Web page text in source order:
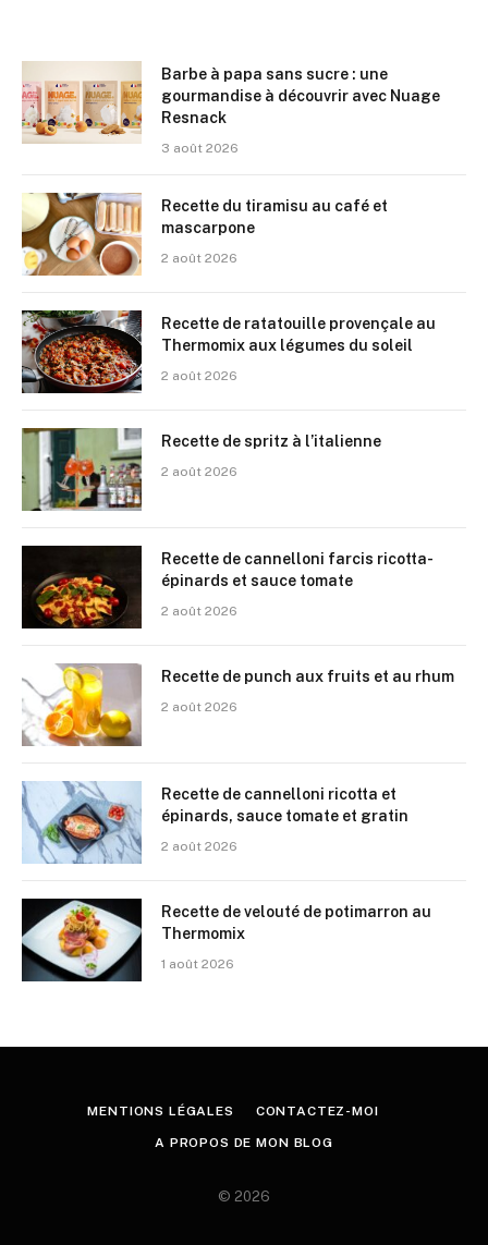
Barbe à papa sans sucre : une
gourmandise à découvrir avec Nuage
Resnack
3 août 2026
Recette du tiramisu au café et
mascarpone
2 août 2026
Recette de ratatouille provençale au
Thermomix aux légumes du soleil
2 août 2026
Recette de spritz à l’italienne
2 août 2026
Recette de cannelloni farcis ricotta-
épinards et sauce tomate
2 août 2026
Recette de punch aux fruits et au rhum
2 août 2026
Recette de cannelloni ricotta et
épinards, sauce tomate et gratin
2 août 2026
Recette de velouté de potimarron au
Thermomix
1 août 2026
MENTIONS LÉGALES CONTACTEZ-MOI
A PROPOS DE MON BLOG
© 2026